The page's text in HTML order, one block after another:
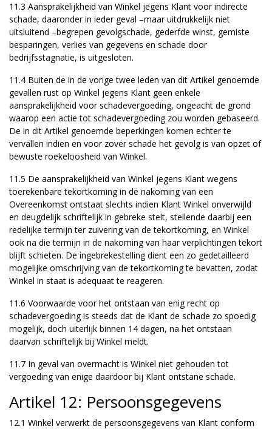
11.3 Aansprakelijkheid van Winkel jegens Klant voor indirecte
schade, daaronder in ieder geval –maar uitdrukkelijk niet
uitsluitend –begrepen gevolgschade, gederfde winst, gemiste
besparingen, verlies van gegevens en schade door
bedrijfsstagnatie, is uitgesloten.
11.4 Buiten de in de vorige twee leden van dit Artikel genoemde
gevallen rust op Winkel jegens Klant geen enkele
aansprakelijkheid voor schadevergoeding, ongeacht de grond
waarop een actie tot schadevergoeding zou worden gebaseerd.
De in dit Artikel genoemde beperkingen komen echter te
vervallen indien en voor zover schade het gevolg is van opzet of
bewuste roekeloosheid van Winkel.
11.5 De aansprakelijkheid van Winkel jegens Klant wegens
toerekenbare tekortkoming in de nakoming van een
Overeenkomst ontstaat slechts indien Klant Winkel onverwijld
en deugdelijk schriftelijk in gebreke stelt, stellende daarbij een
redelijke termijn ter zuivering van de tekortkoming, en Winkel
ook na die termijn in de nakoming van haar verplichtingen tekort
blijft schieten. De ingebrekestelling dient een zo gedetailleerd
mogelijke omschrijving van de tekortkoming te bevatten, zodat
Winkel in staat is adequaat te reageren.
11.6 Voorwaarde voor het ontstaan van enig recht op
schadevergoeding is steeds dat de Klant de schade zo spoedig
mogelijk, doch uiterlijk binnen 14 dagen, na het ontstaan
daarvan schriftelijk bij Winkel meldt.
11.7 In geval van overmacht is Winkel niet gehouden tot
vergoeding van enige daardoor bij Klant ontstane schade.
Artikel 12: Persoonsgegevens
12.1 Winkel verwerkt de persoonsgegevens van Klant conform